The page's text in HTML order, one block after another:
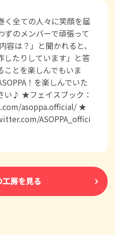
く全ての人々に笑顔を届
ずのメンバーで頑張って
容は？」と聞かれると、
したりしています」と答
ことを楽しんでもいま
！を楽しんでいた
い♪ ★フェイスブック：
asoppa.official/ ★
ASOPPA_offici
房を見る